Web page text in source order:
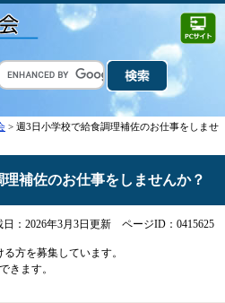
> 週3日小学校で給食調理補佐のお仕事をしませ
補佐のお仕事をしませんか？
：2026年3月3日更新 ページID：0415625
方を募集しています。
きます。